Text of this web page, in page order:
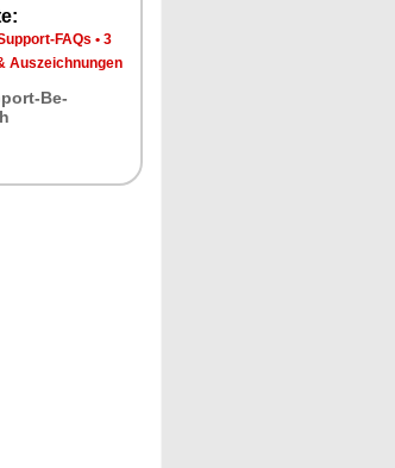
FAQs • 3
Aus­zeich­nun­gen
Be­